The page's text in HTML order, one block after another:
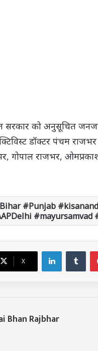
सरकार को अनुसूचित
डॉक्टर पंचम
गोपाल राजभर,
#Punjab
X
LinkedIn
Bhan Rajbhar